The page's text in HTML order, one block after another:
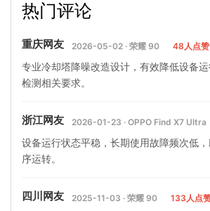
算)…
热门评论
重庆网友 2026-05-02 · 荣耀 90 48人点赞
专业冷却塔降噪改造设计，有效降低设备
检测相关要求。
浙江网友 2026-01-23 · OPPO Find X7 Ultra
设备运行状态平稳，长期使用故障频次低
序运转。
四川网友 2025-11-03 · 荣耀 90 133人点